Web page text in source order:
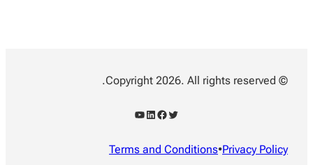
© Copyright 2026. All rights reserved.
Twitter
Facebook
LinkedIn
YouTube
Privacy Policy
•
Terms and Conditions